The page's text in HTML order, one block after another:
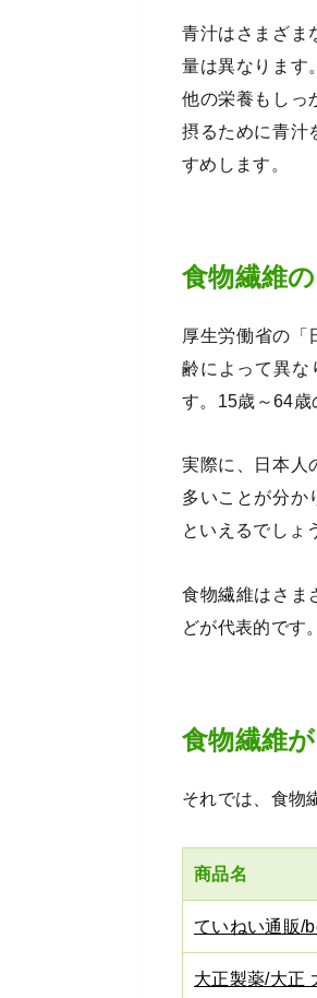
青汁はさまざま
量は異なります
他の栄養もしっ
摂るために青汁
すめします。
食物繊維
厚生労働省の「
齢によって異な
す。15歳～64歳
実際に、日本人
多いことが分か
といえるでしょ
食物繊維はさま
どが代表的です。
食物繊維
それでは、食物
商品名
ていねい通販/
大正製薬/大正